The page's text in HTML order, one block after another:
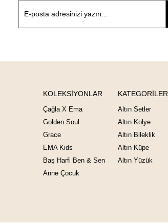
KOLEKSİYONLAR
Çağla X Ema
Golden Soul
Grace
EMA Kids
Baş Harfi Ben & Sen
Anne Çocuk
KATEGORİLER
Altın Setler
Altın Kolye
Altın Bileklik
Altın Küpe
Altın Yüzük